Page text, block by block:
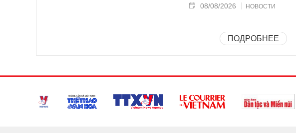
08/08/2026 НОВОСТИ
ПОДРОБНЕЕ